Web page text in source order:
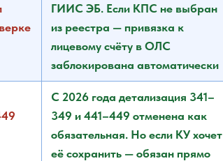
ГИИС ЭБ. Если КПС не выбран
из реестра — привязка к
лицевому счёту в ОЛС
заблокирована автоматически
С 2026 года детализация 341–
349 и 441–449 отменена как
обязательная. Но если КУ хочет
её сохранить — обязан прямо